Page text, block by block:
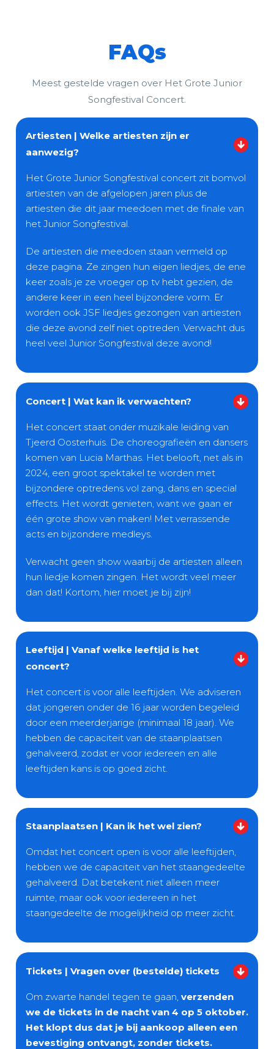
FAQs
Meest gestelde vragen over Het Grote Junior
Songfestival Concert.
Artiesten | Welke artiesten zijn er
aanwezig?
Het Grote Junior Songfestival concert zit bomvol
artiesten van de afgelopen jaren plus de
artiesten die dit jaar meedoen met de finale van
het Junior Songfestival.
De artiesten die meedoen staan vermeld op
deze pagina. Ze zingen hun eigen liedjes, de ene
keer zoals je ze vroeger op tv hebt gezien, de
andere keer in een heel bijzondere vorm. Er
worden ook JSF liedjes gezongen van artiesten
die deze avond zelf niet optreden. Verwacht dus
heel veel Junior Songfestival deze avond!
Concert | Wat kan ik verwachten?
Het concert staat onder muzikale leiding van
Tjeerd Oosterhuis. De choreografieën en dansers
komen van Lucia Marthas. Het belooft, net als in
2024, een groot spektakel te worden met
bijzondere optredens vol zang, dans en special
effects. Het wordt genieten, want we gaan er
één grote show van maken! Met verrassende
acts en bijzondere medleys.
Verwacht geen show waarbij de artiesten alleen
hun liedje komen zingen. Het wordt veel meer
dan dat! Kortom, hier moet je bij zijn!
Leeftijd | Vanaf welke leeftijd is het
concert?
Het concert is voor alle leeftijden. We adviseren
dat jongeren onder de 16 jaar worden begeleid
door een meerderjarige (minimaal 18 jaar). We
hebben de capaciteit van de staanplaatsen
gehalveerd, zodat er voor iedereen en alle
leeftijden kans is op goed zicht.
Staanplaatsen | Kan ik het wel zien?
Omdat het concert open is voor alle leeftijden,
hebben we de capaciteit van het staangedeelte
gehalveerd. Dat betekent niet alleen meer
ruimte, maar ook voor iedereen in het
staangedeelte de mogelijkheid op meer zicht.
Tickets | Vragen over (bestelde) tickets
Om zwarte handel tegen te gaan, verzenden
we de tickets in de nacht van 4 op 5 oktober.
Het klopt dus dat je bij aankoop alleen een
bevestiging ontvangt, zonder tickets.